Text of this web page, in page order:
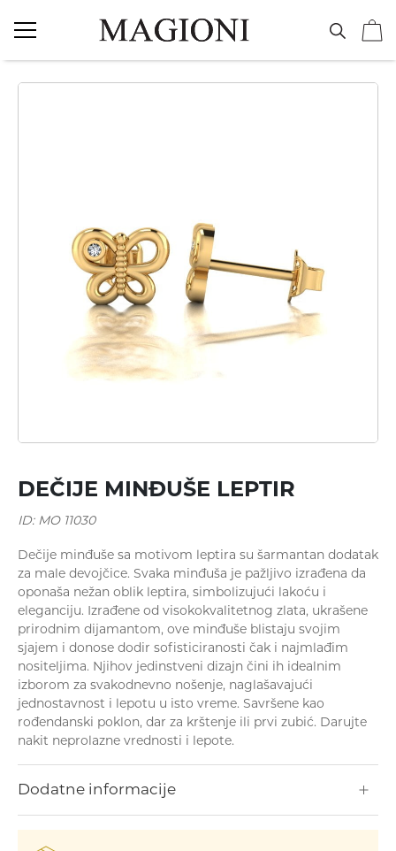
Ogrlice
DEČIJE MINĐUŠE LEPTIR
Dečije minđuše sa motivom leptira su šarmantan dodatak
za male devojčice. Svaka minđuša je pažljivo izrađena da
oponaša nežan oblik leptira, simbolizujući lakoću i
eleganciju. Izrađene od visokokvalitetnog zlata, ukrašene
prirodnim dijamantom, ove minđuše blistaju svojim
sjajem i donose dodir sofisticiranosti čak i najmlađim
nositeljima. Njihov jedinstveni dizajn čini ih idealnim
izborom za svakodnevno nošenje, naglašavajući
jednostavnost i lepotu u isto vreme. Savršene kao
rođendanski poklon, dar za krštenje ili prvi zubić. Darujte
nakit neprolazne vrednosti i lepote.
Dodatne informacije
ID: MO 11030